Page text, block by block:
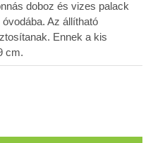
doboz és vizes palack
Az állítható
Ennek a kis
cm.